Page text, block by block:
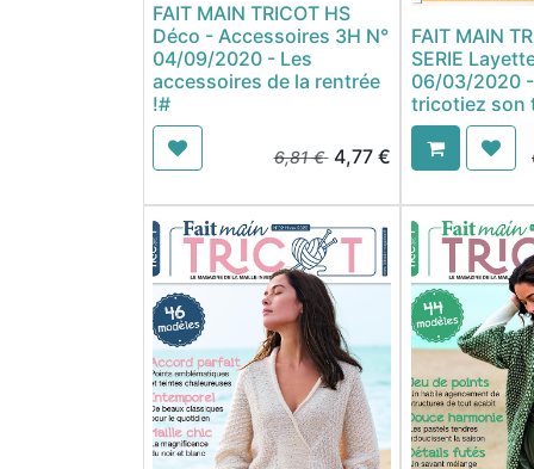
FAIT MAIN TRICOT HS
Déco - Accessoires 3H N°
04/09/2020 - Les
accessoires de la rentrée
!#
6,81€ 4,77€
FAIT MAIN
SERIE
06/03/2020
tricotiez son